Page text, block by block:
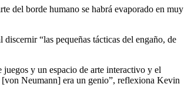
del borde humano se habrá evaporado en muy
“las pequeñas tácticas del engaño, de
y un espacio de arte interactivo y el
Neumann] era un genio”, reflexiona Kevin